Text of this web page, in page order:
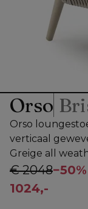
Orso
Orso
verticaal
Greige all
€ 2048−50%
1024,-